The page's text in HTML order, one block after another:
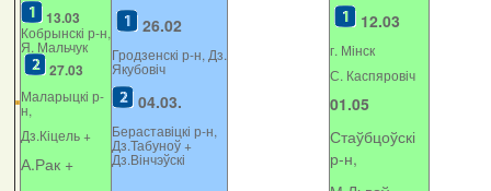
13.03
Кобрынскі р-н,
Я. Мальчук
27.03
Маларыцкі р-
н,
Дз.Кіцель +
А.Рак +
26.02
Гродзенскі р-н, Дз.
Якубовіч
04.03.
Бераставіцкі р-н,
Дз.Табуноў +
Дз.Вінчэўскі
12.03
г. Мінск
С. Каспяровіч
01.05
Стаўбцоўскі
р-н,